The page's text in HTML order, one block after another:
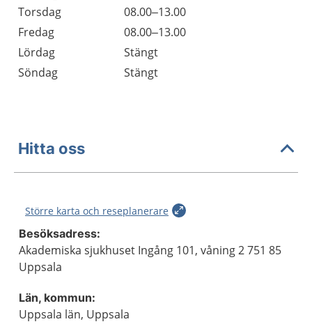
Torsdag
08.00–13.00
Fredag
08.00–13.00
Lördag
Stängt
Söndag
Stängt
Hitta oss
Större karta och reseplanerare
Besöksadress:
Akademiska sjukhuset Ingång 101, våning 2 751 85
Uppsala
Län, kommun:
Uppsala län, Uppsala